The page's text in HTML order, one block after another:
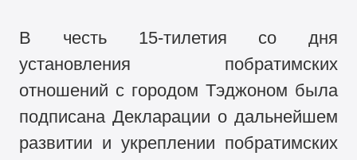
В честь 15-тилетия со дня
установления побратимских
отношений с городом Тэджоном была
подписана Декларации о дальнейшем
развитии и укреплении побратимских